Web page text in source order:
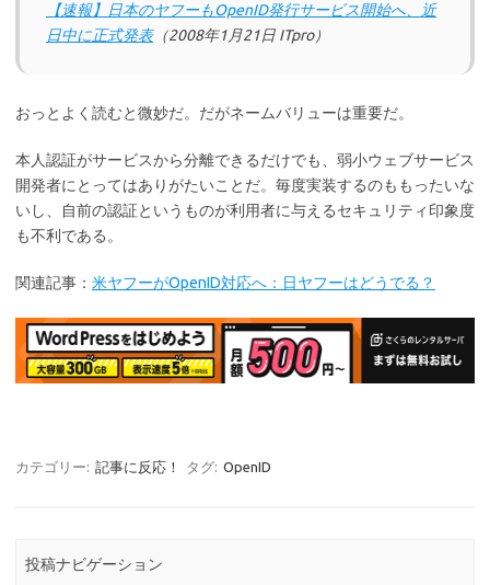
【速報】日本のヤフーもOpenID発行サービス開始へ、近
日中に正式発表（2008年1月21日 ITpro）
おっとよく読むと微妙だ。だがネームバリューは重要だ。
本人認証がサービスから分離できるだけでも、弱小ウェブサービス
開発者にとってはありがたいことだ。毎度実装するのももったいな
いし、自前の認証というものが利用者に与えるセキュリティ印象度
も不利である。
関連記事： 米ヤフーがOpenID対応へ：日ヤフーはどうでる？
カテゴリー: 記事に反応！ タグ: OpenID
投稿ナビゲーション